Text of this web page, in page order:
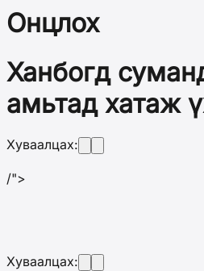
Онцлох
Ханбогд
амьтад хатаж
Хуваалцах:
/">
Хуваалцах: